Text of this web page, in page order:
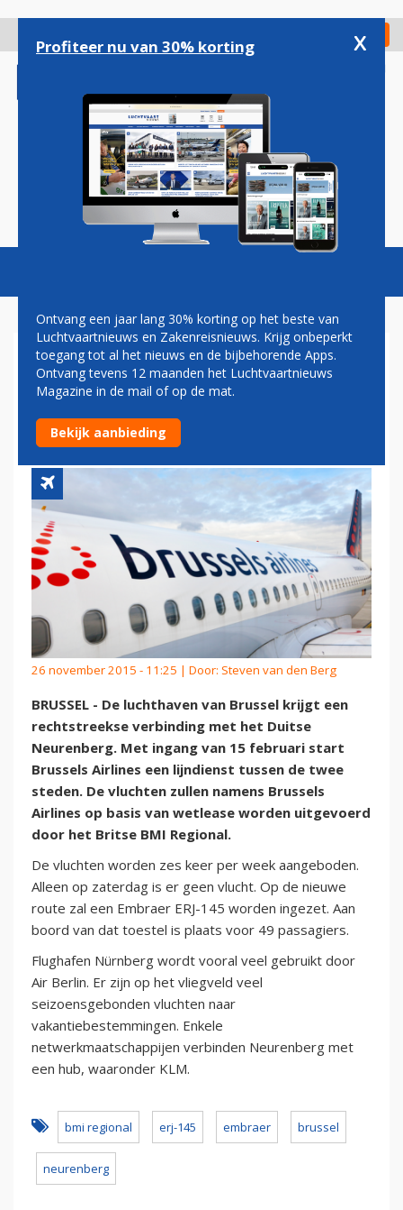
gaan
Check in
Magazine Podcasts Vacatures
BRUSSEL EN NEURENBERG
VERBONDEN DOOR BRUSSELS
AIRLINES
26 november 2015 - 11:25 | Door: Steven van den Berg
BRUSSEL - De luchthaven van Brussel krijgt een
rechtstreekse verbinding met het Duitse
Neurenberg. Met ingang van 15 februari start
Brussels Airlines een lijndienst tussen de twee
steden. De vluchten zullen namens Brussels
Airlines op basis van wetlease worden uitgevoerd
door het Britse BMI Regional.
De vluchten worden zes keer per week aangeboden.
Alleen op zaterdag is er geen vlucht. Op de nieuwe
route zal een Embraer ERJ-145 worden ingezet. Aan
boord van dat toestel is plaats voor 49 passagiers.
Flughafen Nürnberg wordt vooral veel gebruikt door
Air Berlin. Er zijn op het vliegveld veel
seizoensgebonden vluchten naar
vakantiebestemmingen. Enkele
netwerkmaatschappijen verbinden Neurenberg met
een hub, waaronder KLM.
bmi regional erj-145 embraer brussel
neurenberg
Profiteer nu van 30% korting x
Ontvang een jaar lang 30% korting op het beste van
Luchtvaartnieuws en Zakenreisnieuws. Krijg onbeperkt
toegang tot al het nieuws en de bijbehorende Apps.
Ontvang tevens 12 maanden het Luchtvaartnieuws
Magazine in de mail of op de mat.
Bekijk aanbieding